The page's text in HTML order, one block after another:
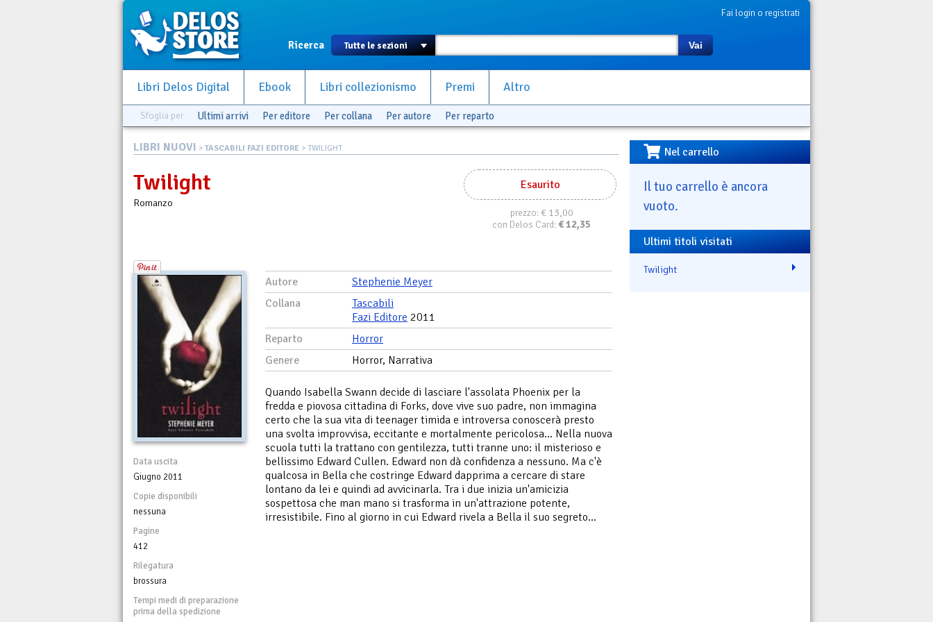
Fai login o registrati
Ricerca Vai
Libri Delos Digital Ebook Libri collezionismo Premi Altro
Sfoglia per Ultimi arrivi Per editore Per collana Per autore Per reparto
LIBRI NUOVI > TASCABILI FAZI EDITORE > TWILIGHT
Esaurito
prezzo:€ 13,00
con Delos Card: €12,35
Twilight
Romanzo
Data uscita
Giugno 2011
Copie disponibili
nessuna
Pagine
412
Rilegatura
brossura
Tempi medi di preparazione
prima della spedizione
Autore
Stephenie Meyer
Collana
Tascabili
Fazi Editore 2011
Reparto
Horror
Genere
Horror, Narrativa
Quando Isabella Swann decide di lasciare l'assolata Phoenix per la
fredda e piovosa cittadina di Forks, dove vive suo padre, non immagina
certo che la sua vita di teenager timida e introversa conoscerà presto
una svolta improvvisa, eccitante e mortalmente pericolosa... Nella nuova
scuola tutti la trattano con gentilezza, tutti tranne uno: il misterioso e
bellissimo Edward Cullen. Edward non dà confidenza a nessuno. Ma c'è
qualcosa in Bella che costringe Edward dapprima a cercare di stare
lontano da lei e quindi ad avvicinarla. Tra i due inizia un'amicizia
sospettosa che man mano si trasforma in un'attrazione potente,
irresistibile. Fino al giorno in cui Edward rivela a Bella il suo segreto...
Nel carrello
Il tuo carrello è ancora
vuoto.
Ultimi titoli visitati
Twilight